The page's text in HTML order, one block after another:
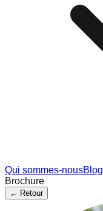
Qui sommes-nousBlog
Brochure
← Retour